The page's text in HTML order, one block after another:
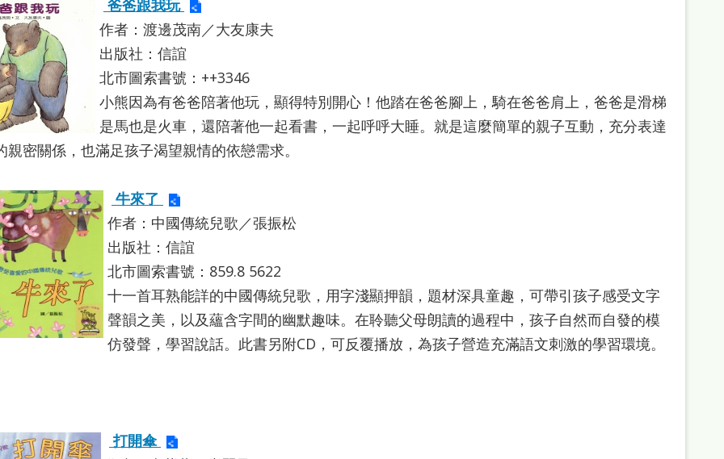
爸爸跟我玩
作者：渡邊茂南／大友康夫
出版社：信誼
北市圖索書號：++3346
小熊因為有爸爸陪著他玩，顯得特別開心！他踏在爸爸腳上，騎在爸爸肩上，爸爸是滑梯
是馬也是火車，還陪著他一起看書，一起呼呼大睡。就是這麼簡單的親子互動，充分表達
親密關係，也滿足孩子渴望親情的依戀需求。
牛來了
作者：中國傳統兒歌／張振松
出版社：信誼
北市圖索書號：859.8 5622
十一首耳熟能詳的中國傳統兒歌，用字淺顯押韻，題材深具童趣，可帶引孩子感受文字
聲韻之美，以及蘊含字間的幽默趣味。在聆聽父母朗讀的過程中，孩子自然而自發的模
仿發聲，學習說話。此書另附CD，可反覆播放，為孩子營造充滿語文刺激的學習環境。
打開傘